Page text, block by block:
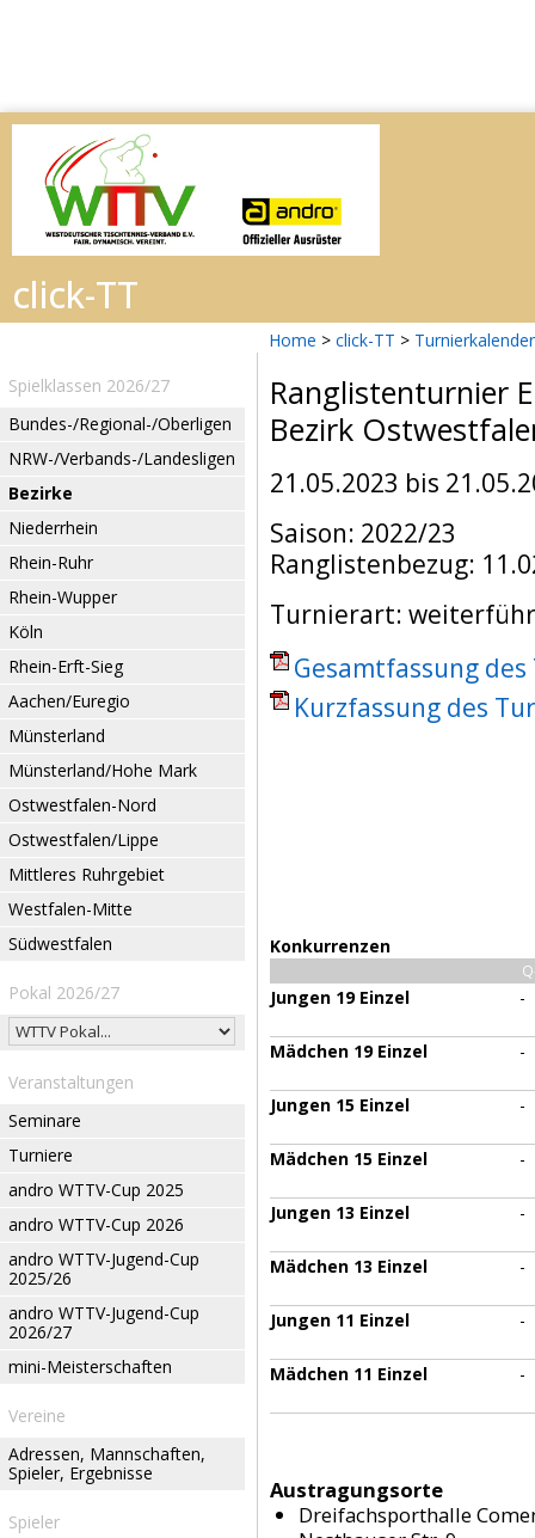
Home > click-TT > Turnierkalender
Spielklassen 2026/27
Bundes-/Regional-/Oberligen
NRW-/Verbands-/Landesligen
Bezirke
Niederrhein
Rhein-Ruhr
Rhein-Wupper
Köln
Rhein-Erft-Sieg
Aachen/Euregio
Münsterland
Münsterland/Hohe Mark
Ostwestfalen-Nord
Ostwestfalen/Lippe
Mittleres Ruhrgebiet
Westfalen-Mitte
Südwestfalen
Pokal 2026/27
Veranstaltungen
Seminare
Turniere
andro WTTV-Cup 2025
andro WTTV-Cup 2026
andro WTTV-Jugend-Cup
2025/26
andro WTTV-Jugend-Cup
2026/27
mini-Meisterschaften
Vereine
Adressen, Mannschaften,
Spieler, Ergebnisse
Spieler
Ranglistenturnier
Bezirk
21.05.2023 bis
Saison: 2022/23
Ranglistenbezug:
Turnierart:
Gesamtfassung
Kurzfassung des
Konkurrenzen
Jungen 19 Einzel -
Mädchen 19 Einzel -
Jungen 15 Einzel -
Mädchen 15 Einzel -
Jungen 13 Einzel -
Mädchen 13 Einzel -
Jungen 11 Einzel -
Mädchen 11 Einzel -
Austragungsorte
Dreifachsporthalle